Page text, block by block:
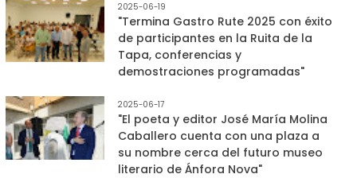
2025-06-19
"Termina Gastro Rute 2025 con éxito
de participantes en la Ruita de la
Tapa, conferencias y
demostraciones programadas"
2025-06-17
"El poeta y editor José María Molina
Caballero cuenta con una plaza a
su nombre cerca del futuro museo
literario de Ánfora Nova"